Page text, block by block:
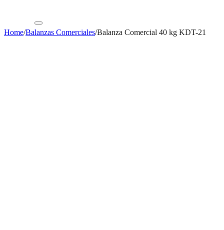
Home/Balanzas Comerciales/Balanza Comercial 40 kg KDT-21